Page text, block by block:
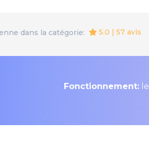
dans la catégorie: 5.0 | 57 avis
Fonctionnement: